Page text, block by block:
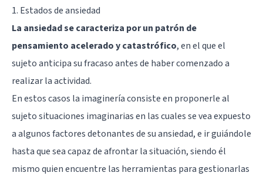
1. Estados de ansiedad
La ansiedad se caracteriza por un patrón de
pensamiento acelerado y catastrófico, en el que el
sujeto anticipa su fracaso antes de haber comenzado a
realizar la actividad.
En estos casos la imaginería consiste en proponerle al
sujeto situaciones imaginarias en las cuales se vea expuesto
a algunos factores detonantes de su ansiedad, e ir guiándole
hasta que sea capaz de afrontar la situación, siendo él
mismo quien encuentre las herramientas para gestionarlas